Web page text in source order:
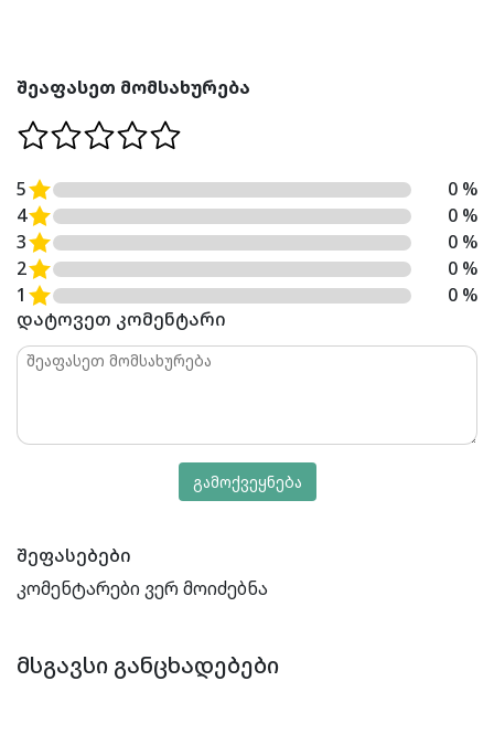
შეაფასეთ მომსახურება
5
0 %
4
0 %
3
0 %
2
0 %
1
0 %
დატოვეთ კომენტარი
გამოქვეყნება
შეფასებები
კომენტარები ვერ მოიძებნა
ᲛᲡᲒᲐᲕᲡᲘ ᲒᲐᲜᲪᲮᲐᲓᲔᲑᲔᲑᲘ